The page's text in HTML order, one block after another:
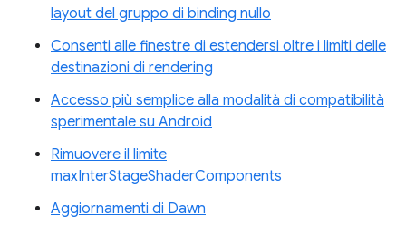
layout del gruppo di binding nullo
Consenti alle finestre di estendersi oltre i limiti delle
destinazioni di rendering
Accesso più semplice alla modalità di compatibilità
sperimentale su Android
Rimuovere il limite
maxInterStageShaderComponents
Aggiornamenti di Dawn